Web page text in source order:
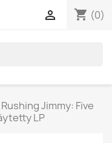
shopping_cart (0)

Rushing Jimmy: Five
LP